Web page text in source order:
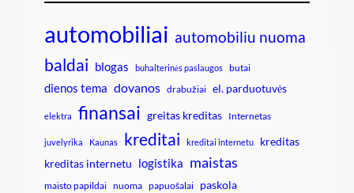
automobiliai automobiliu nuoma
baldai blogas buhalterinės paslaugos butai
dienos tema dovanos drabužiai el. parduotuvės
elektra finansai greitas kreditas Internetas
juvelyrika Kaunas kreditai kreditai internetu
kreditas
kreditas internetu logistika maistas
maisto papildai nuoma papuošalai paskola